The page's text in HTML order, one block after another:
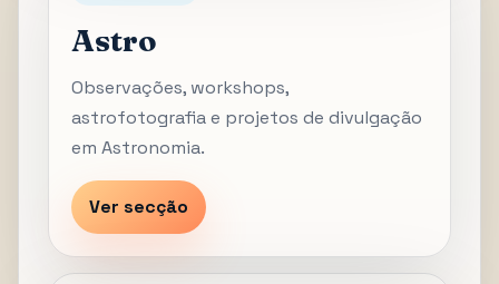
Astro
Observações, workshops,
astrofotografia e projetos de divulgação
em Astronomia.
Ver secção